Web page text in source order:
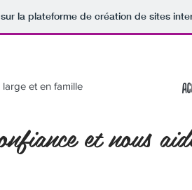
la plateforme de création de sites
et en famille
et nous